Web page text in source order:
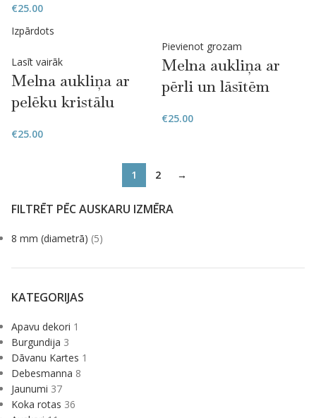
FILTRĒT PĒC AUSKARU IZMĒRA
8 mm (diametrā) (5)
KATEGORIJAS
Apavu dekori 1
Burgundija 3
Dāvanu Kartes 1
Debesmanna 8
Jaunumi 37
Koka rotas 36
€25.00
Izpārdots
Lasīt vairāk
Melna aukliņa ar
pelēku kristālu
€25.00
Pievienot grozam
Melna aukliņa ar
pērli un lāsītēm
€25.00
1 2 →